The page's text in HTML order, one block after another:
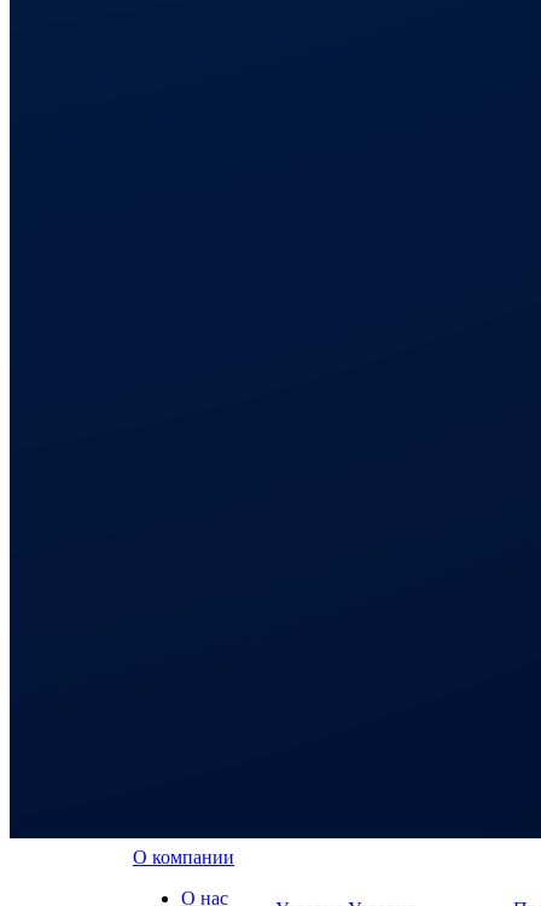
О компании
О нас